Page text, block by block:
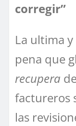
corregir”
La ultima
pena que
recupera
factureros
las